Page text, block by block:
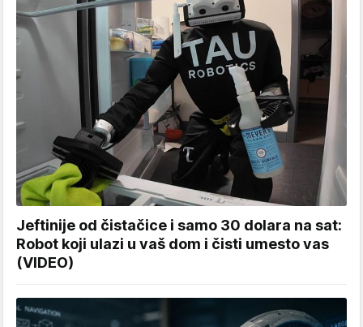
Jeftinije od čistačice i samo 30 dolara na sat:
Robot koji ulazi u vaš dom i čisti umesto vas
(VIDEO)